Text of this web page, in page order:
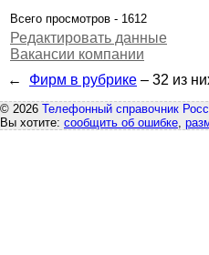
Всего просмотров - 1612
Редактировать данные
Вакансии компании
← Фирм в рубрике – 32 из
© 2026 Телефонный справочник
Вы хотите: сообщить об ошибке,